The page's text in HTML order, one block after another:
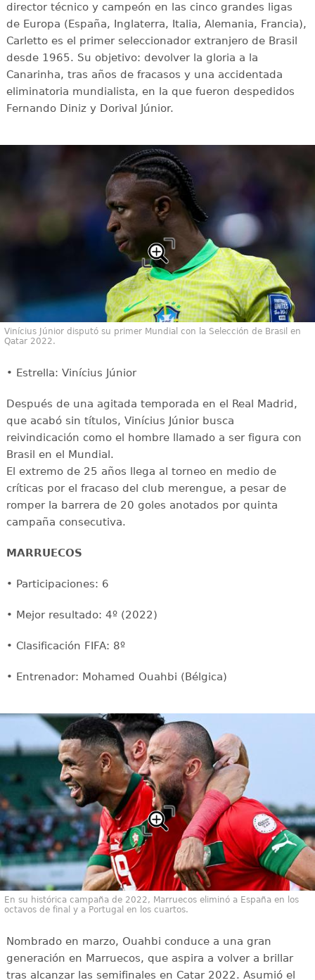
director técnico y campeón en las cinco grandes ligas
de Europa (España, Inglaterra, Italia, Alemania, Francia),
Carletto es el primer seleccionador extranjero de Brasil
desde 1965. Su objetivo: devolver la gloria a la
Canarinha, tras años de fracasos y una accidentada
eliminatoria mundialista, en la que fueron despedidos
Fernando Diniz y Dorival Júnior.
Vinícius Júnior disputó su primer Mundial con la Selección de Brasil en
Qatar 2022.
• Estrella: Vinícius Júnior
Después de una agitada temporada en el Real Madrid,
que acabó sin títulos, Vinícius Júnior busca
reivindicación como el hombre llamado a ser figura con
Brasil en el Mundial.
El extremo de 25 años llega al torneo en medio de
críticas por el fracaso del club merengue, a pesar de
romper la barrera de 20 goles anotados por quinta
campaña consecutiva.
MARRUECOS
• Participaciones: 6
• Mejor resultado: 4º (2022)
• Clasificación FIFA: 8º
• Entrenador: Mohamed Ouahbi (Bélgica)
En su histórica campaña de 2022, Marruecos eliminó a España en los
octavos de final y a Portugal en los cuartos.
Nombrado en marzo, Ouahbi conduce a una gran
generación en Marruecos, que aspira a volver a brillar
tras alcanzar las semifinales en Catar 2022. Asumió el